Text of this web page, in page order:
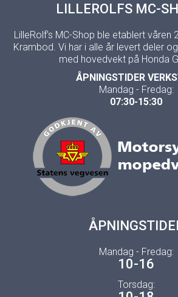
LILLEROLFS MC-
LilleRolf's MC-Shop ble etablert våren
Krambod. Vi har i alle år levert deler
med hovedvekt på Honda
ÅPNINGSTIDER
Mandag - Fredag:
07:30-15:30
Mandag - Fredag:
10-16
Torsdag: